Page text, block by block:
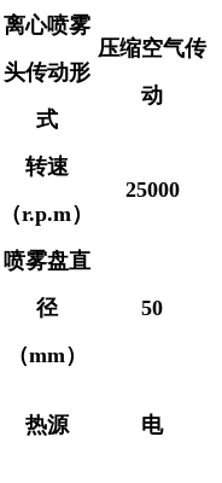
离心喷雾
头传动形
式
压缩空气传
动
转速
（r.p.m）
25000
喷雾盘直
径
（mm）
50
热源 电